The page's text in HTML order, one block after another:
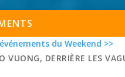
du Weekend >>
VUONG, DERRIÈRE LES